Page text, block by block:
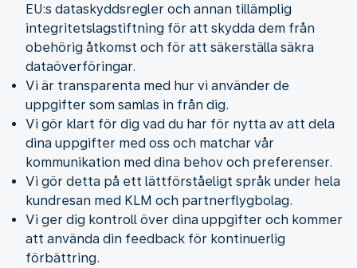
EU:s dataskyddsregler och annan tillämplig
integritetslagstiftning för att skydda dem från
obehörig åtkomst och för att säkerställa säkra
dataöverföringar.
Vi är transparenta med hur vi använder de
uppgifter som samlas in från dig.
Vi gör klart för dig vad du har för nytta av att dela
dina uppgifter med oss och matchar vår
kommunikation med dina behov och preferenser.
Vi gör detta på ett lättförståeligt språk under hela
kundresan med KLM och partnerflygbolag.
Vi ger dig kontroll över dina uppgifter och kommer
att använda din feedback för kontinuerlig
förbättring.